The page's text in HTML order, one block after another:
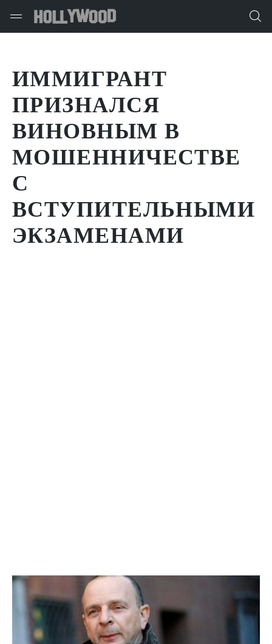
ИММИГРАНТ
ПРИЗНАЛСЯ
ВИНОВНЫМ В
МОШЕННИЧЕСТВЕ
С
ВСТУПИТЕЛЬНЫМИ
ЭКЗАМЕНАМИ